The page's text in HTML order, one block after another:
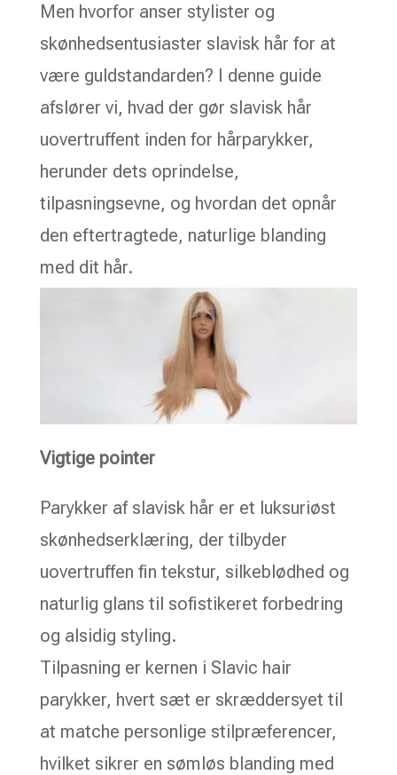
Men hvorfor anser stylister og
skønhedsentusiaster slavisk hår for at
være guldstandarden? I denne guide
afslører vi, hvad der gør slavisk hår
uovertruffent inden for hårparykker,
herunder dets oprindelse,
tilpasningsevne, og hvordan det opnår
den eftertragtede, naturlige blanding
med dit hår.
Vigtige pointer
Parykker af slavisk hår er et luksuriøst
skønhedserklæring, der tilbyder
uovertruffen fin tekstur, silkeblødhed og
naturlig glans til sofistikeret forbedring
og alsidig styling.
Tilpasning er kernen i Slavic hair
parykker, hvert sæt er skræddersyet til
at matche personlige stilpræferencer,
hvilket sikrer en sømløs blanding med